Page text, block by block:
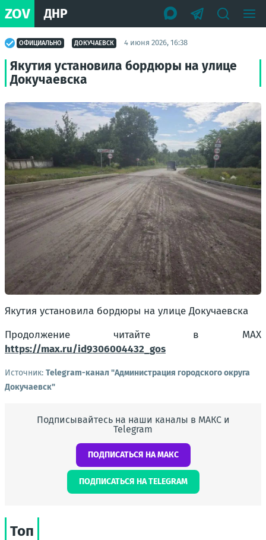
ZOV ДНР
ОФИЦИАЛЬНО ДОКУЧАЕВСК 4 июня 2026, 16:38
Якутия установила бордюры на улице
Докучаевска
Якутия установила бордюры на улице Докучаевска
Продолжение читайте в МАХ
https://max.ru/id9306004432_gos
Источник: Telegram-канал "Администрация городского округа
Докучаевск"
Подписывайтесь на наши каналы в МАКС и
Telegram
ПОДПИСАТЬСЯ НА МАКС
ПОДПИСАТЬСЯ НА TELEGRAM
Топ